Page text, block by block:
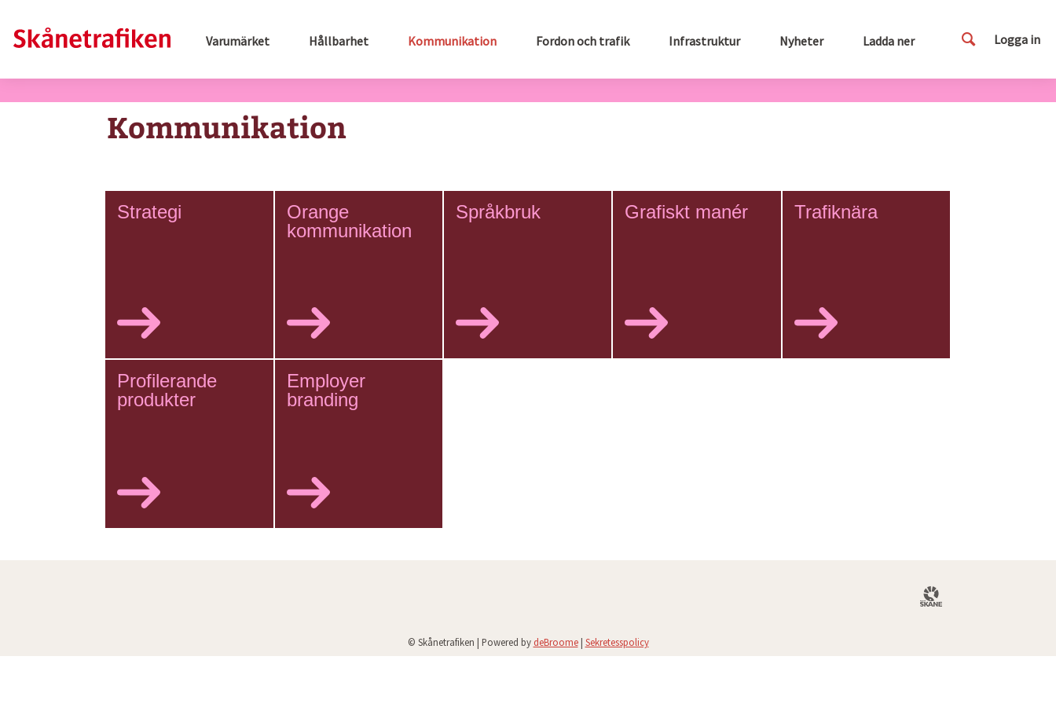
Varumärket Hållbarhet Kommunikation Fordon och trafik Infrastruktur Nyheter Ladda ner Logga in
Kommunikation
Strategi
Orange
kommunikation
Språkbruk Grafiskt manér Trafiknära
Profilerande
produkter
Employer
branding
© Skånetrafiken | Powered by deBroome| Sekretesspolicy